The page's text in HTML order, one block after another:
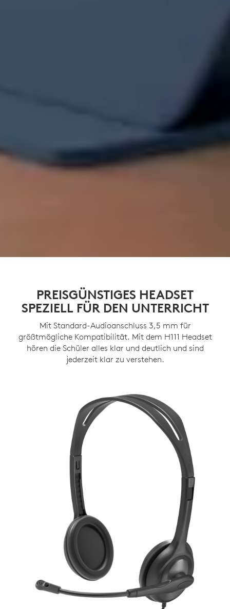
PREISGÜNSTIGES HEADSET
SPEZIELL FÜR DEN UNTERRICHT
Mit Standard-Audioanschluss 3,5 mm für
größtmögliche Kompatibilität. Mit dem H111 Headset
hören die Schüler alles klar und deutlich und sind
jederzeit klar zu verstehen.